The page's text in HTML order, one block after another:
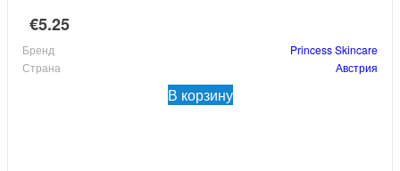
€5.25
Бренд
Princess Skincare
Страна
Австрия
В корзину